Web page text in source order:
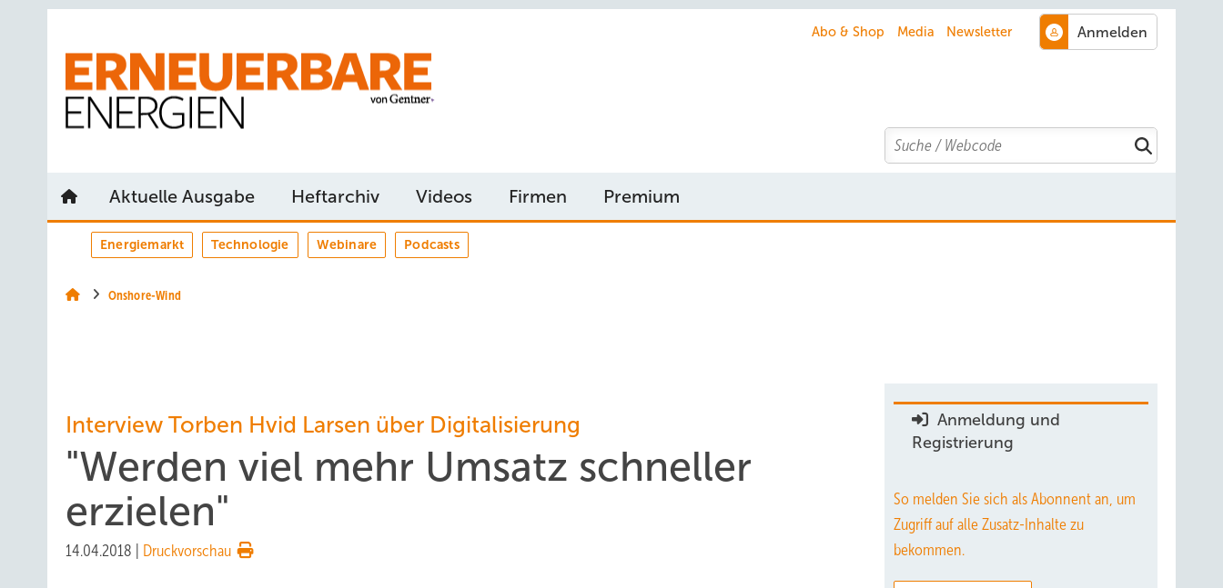
Abo & Shop Media Newsletter
Search
Aktuelle Ausgabe Heftarchiv Videos Firmen Premium
Energiemarkt Technologie Webinare Podcasts
Onshore-Wind
Interview Torben Hvid Larsen über Digitalisierung
"Werden viel mehr Umsatz schneller
erzielen"
14.04.2018 Druckvorschau
Anmeldung und
Registrierung
So melden Sie sich als Abonnent an, um
Zugriff auf alle Zusatz-Inhalte zu
bekommen.